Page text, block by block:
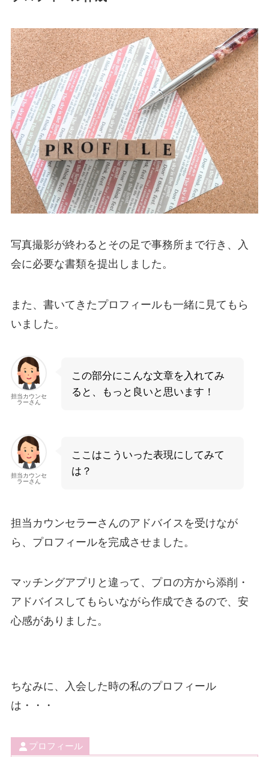
写真撮影が終わるとその足で事務所まで行き、入
会に必要な書類を提出しました。
また、書いてきたプロフィールも一緒に見てもら
いました。
担当カウンセ
ラーさん
この部分にこんな文章を入れてみ
ると、もっと良いと思います！
担当カウンセ
ラーさん
ここはこういった表現にしてみて
は？
担当カウンセラーさんのアドバイスを受けなが
ら、プロフィールを完成させました。
マッチングアプリと違って、プロの方から添削・
アドバイスしてもらいながら作成できるので、安
心感がありました。
ちなみに、入会した時の私のプロフィール
は・・・
プロフィール